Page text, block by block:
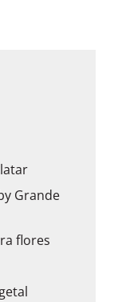
Grande
flores